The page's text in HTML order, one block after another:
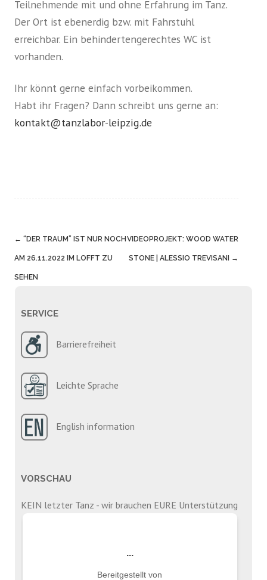
Teilnehmende mit und ohne Erfahrung im Tanz.
Der Ort ist ebenerdig bzw. mit Fahrstuhl
erreichbar. Ein behindertengerechtes WC ist
vorhanden.
Ihr könnt gerne einfach vorbeikommen.
Habt ihr Fragen? Dann schreibt uns gerne an:
kontakt@tanzlabor-leipzig.de
Post
navigation
← “DER TRAUM” IST NUR NOCH
AM 26.11.2022 IM LOFFT ZU
SEHEN
VIDEOPROJEKT: WOOD WATER
STONE | ALESSIO TREVISANI →
SERVICE
Barrierefreiheit
Leichte Sprache
English information
VORSCHAU
KEIN letzter Tanz - wir brauchen EURE Unterstützung